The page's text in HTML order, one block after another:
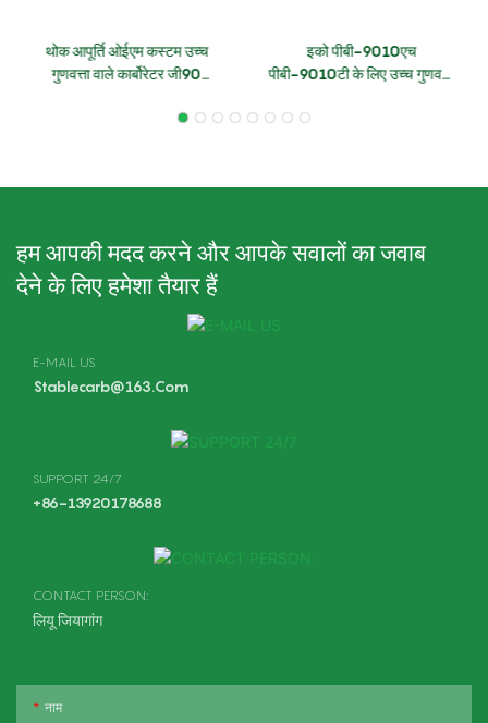
थोक आपूर्ति ओईएम कस्टम उच्च
गुणवत्ता वाले कार्बोरेटर जी90
ब्लोअर 2 स्ट्रोक कार्बोरेटर
इको पीबी-9010एच
पीबी-9010टी के लिए उच्च गुणवत्ता
मिश्र धातु बैकपैक ब्लोअर
हम आपकी मदद करने और आपके सवालों का जवाब
देने के लिए हमेशा तैयार हैं
E-MAIL US
Stablecarb@163.com
SUPPORT 24/7
+86-13920178688
CONTACT PERSON:
लियू जियागांग
नाम